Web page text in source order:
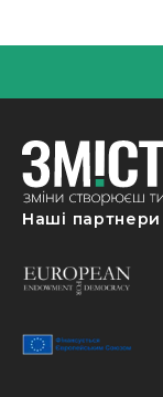
Наші партнери